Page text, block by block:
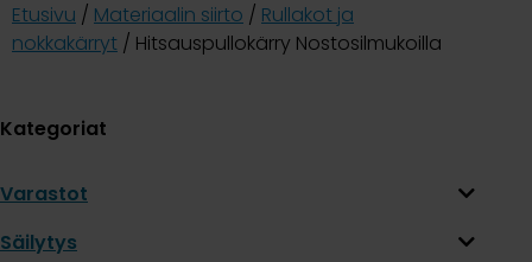
Etusivu / Materiaalin siirto / Rullakot ja
nokkakärryt / Hitsauspullokärry Nostosilmukoilla
Kategoriat
Varastot
Säilytys